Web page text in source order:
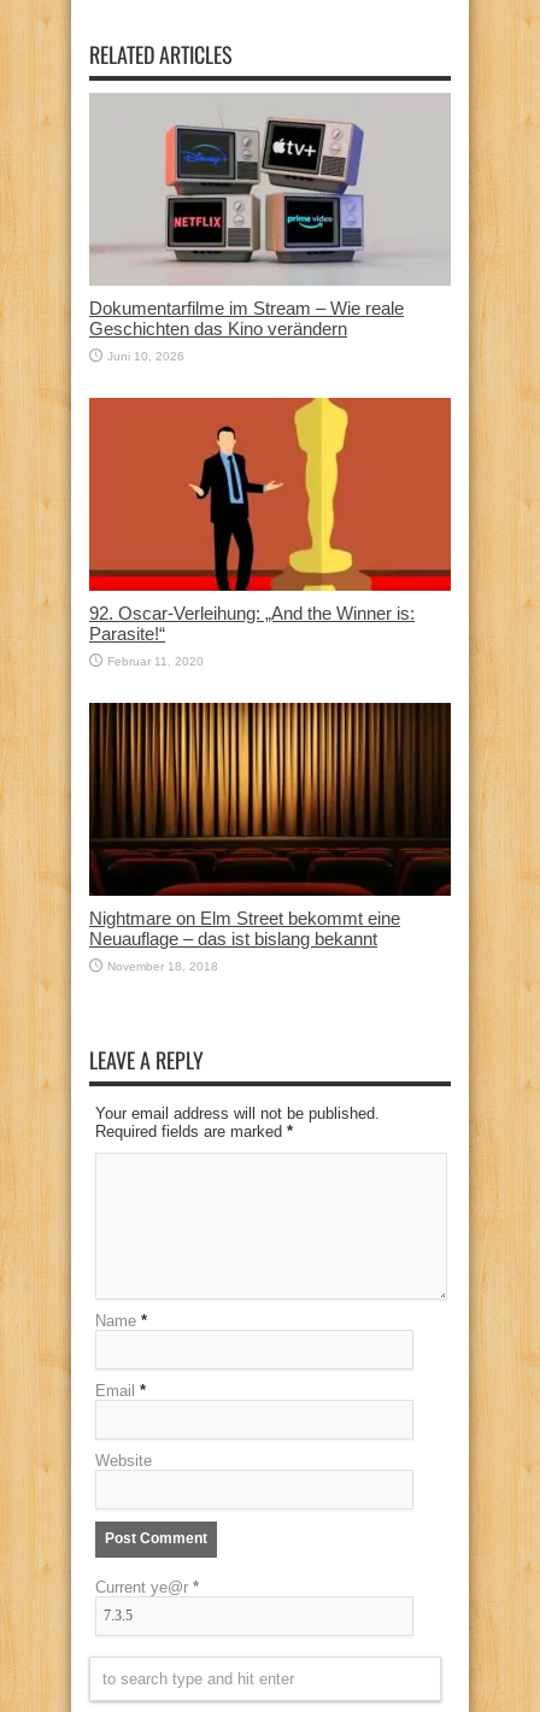
RELATED ARTICLES
Dokumentarfilme im Stream – Wie reale
Geschichten das Kino verändern
Juni 10, 2026
92. Oscar-Verleihung: „And the Winner is:
Parasite!“
Februar 11, 2020
Nightmare on Elm Street bekommt eine
Neuauflage – das ist bislang bekannt
November 18, 2018
LEAVE A REPLY
Your email address will not be published.
Required fields are marked *
Name *
Email *
Website
Current ye@r *